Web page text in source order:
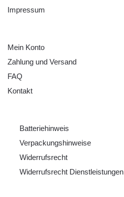
Impressum
Mein Konto
Zahlung und Versand
FAQ
Kontakt
Batteriehinweis
Verpackungshinweise
Widerrufsrecht
Widerrufsrecht Dienstleistungen